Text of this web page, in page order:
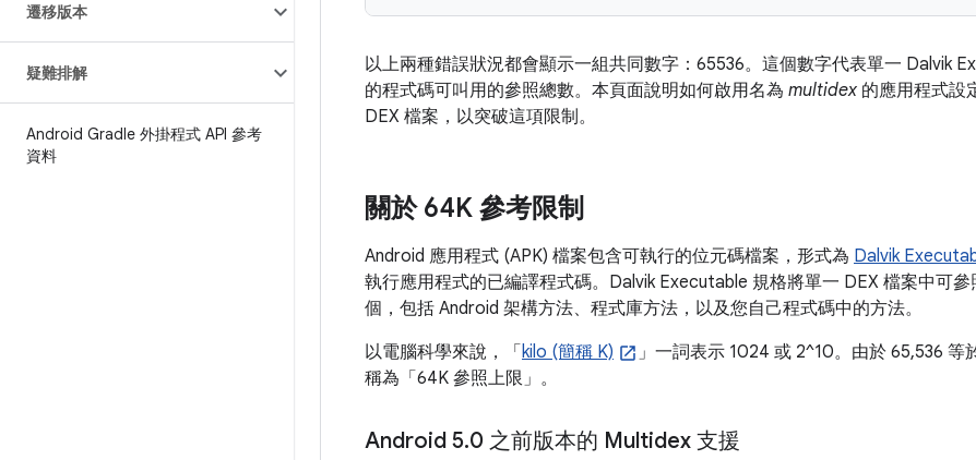
遷移版本
疑難排解
Android Gradle 外掛程式 API 參考
資料
以上兩種錯誤狀況都會顯示一組共同數字：65536。這個數字代表單一 Dalvik
的程式碼可叫用的參照總數。本頁面說明如何啟用名為 multidex 的應用程式設
DEX 檔案，以突破這項限制。
關於 64K 參考限制
Android 應用程式 (APK) 檔案包含可執行的位元碼檔案，形式為 Dalvik
執行應用程式的已編譯程式碼。Dalvik Executable 規格將單一 DEX 檔案中可
個，包括 Android 架構方法、程式庫方法，以及您自己程式碼中的方法。
以電腦科學來說，「 kilo (簡稱 K) 」 一詞表示 1024 或 2^10。由於 65,536 等
稱為「64K 參照上限」。
Android 5.0 之前版本的 Multidex 支援